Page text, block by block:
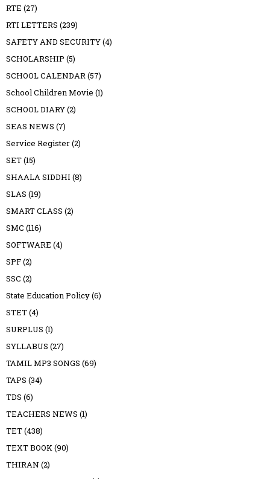
RTE (27)
RTI LETTERS (239)
SAFETY AND SECURITY(4)
SCHOLARSHIP (5)
SCHOOL CALENDAR (57)
School Children Movie (1)
SCHOOL DIARY(2)
SEAS NEWS (7)
Service Register(2)
SET(15)
SHAALA SIDDHI (8)
SLAS (19)
SMART CLASS (2)
SMC (116)
SOFTWARE (4)
SPF(2)
SSC (2)
State Education Policy(6)
STET(4)
SURPLUS (1)
SYLLABUS (27)
TAMIL MP3 SONGS (69)
TAPS (34)
TDS (6)
TEACHERS NEWS (1)
TET(438)
TEXT BOOK (90)
THIRAN (2)